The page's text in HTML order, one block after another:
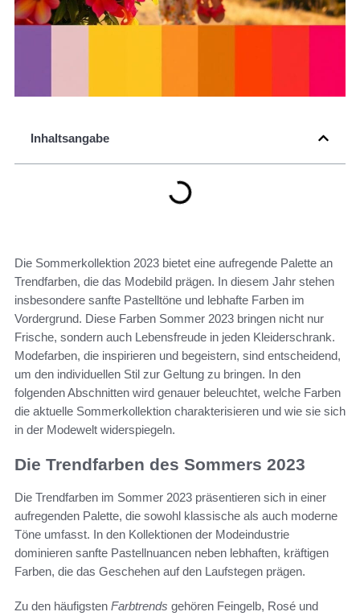
Inhaltsangabe
Die Sommerkollektion 2023 bietet eine aufregende Palette an
Trendfarben, die das Modebild prägen. In diesem Jahr stehen
insbesondere sanfte Pastelltöne und lebhafte Farben im
Vordergrund. Diese Farben Sommer 2023 bringen nicht nur
Frische, sondern auch Lebensfreude in jeden Kleiderschrank.
Modefarben, die inspirieren und begeistern, sind entscheidend,
um den individuellen Stil zur Geltung zu bringen. In den
folgenden Abschnitten wird genauer beleuchtet, welche Farben
die aktuelle Sommerkollektion charakterisieren und wie sie sich
in der Modewelt widerspiegeln.
Die Trendfarben des Sommers 2023
Die Trendfarben im Sommer 2023 präsentieren sich in einer
aufregenden Palette, die sowohl klassische als auch moderne
Töne umfasst. In den Kollektionen der Modeindustrie
dominieren sanfte Pastellnuancen neben lebhaften, kräftigen
Farben, die das Geschehen auf den Laufstegen prägen.
Zu den häufigsten Farbtrends gehören Feingelb, Rosé und